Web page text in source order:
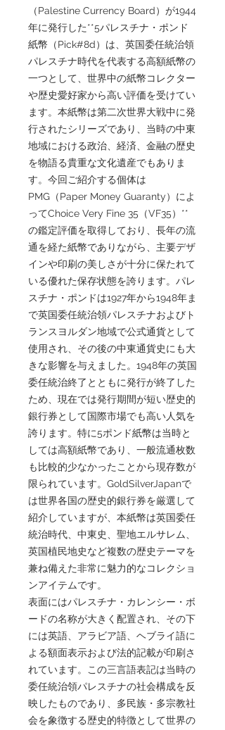
（Palestine Currency Board）が1944
年に発行した**5パレスチナ・ポンド
紙幣（Pick#8d）は、英国委任統治領
パレスチナ時代を代表する高額紙幣の
一つとして、世界中の紙幣コレクター
や歴史愛好家から高い評価を受けてい
ます。本紙幣は第二次世界大戦中に発
行されたシリーズであり、当時の中東
地域における政治、経済、金融の歴史
を物語る貴重な文化遺産でもありま
す。今回ご紹介する個体は
PMG（Paper Money Guaranty）によ
ってChoice Very Fine 35（VF35）**
の鑑定評価を取得しており、長年の流
通を経た紙幣でありながら、主要デザ
インや印刷の美しさが十分に保たれて
いる優れた保存状態を誇ります。パレ
スチナ・ポンドは1927年から1948年ま
で英国委任統治領パレスチナおよびト
ランスヨルダン地域で公式通貨として
使用され、その後の中東通貨史にも大
きな影響を与えました。1948年の英国
委任統治終了とともに発行が終了した
ため、現在では発行期間が短い歴史的
銀行券として国際市場でも高い人気を
誇ります。特に5ポンド紙幣は当時と
しては高額紙幣であり、一般流通枚数
も比較的少なかったことから現存数が
限られています。GoldSilverJapanで
は世界各国の歴史的銀行券を厳選して
紹介していますが、本紙幣は英国委任
統治時代、中東史、聖地エルサレム、
英国植民地史など複数の歴史テーマを
兼ね備えた非常に魅力的なコレクショ
ンアイテムです。
表面にはパレスチナ・カレンシー・ボ
ードの名称が大きく配置され、その下
には英語、アラビア語、ヘブライ語に
よる額面表示および法的記載が印刷さ
れています。この三言語表記は当時の
委任統治領パレスチナの社会構成を反
映したものであり、多民族・多宗教社
会を象徴する歴史的特徴として世界の